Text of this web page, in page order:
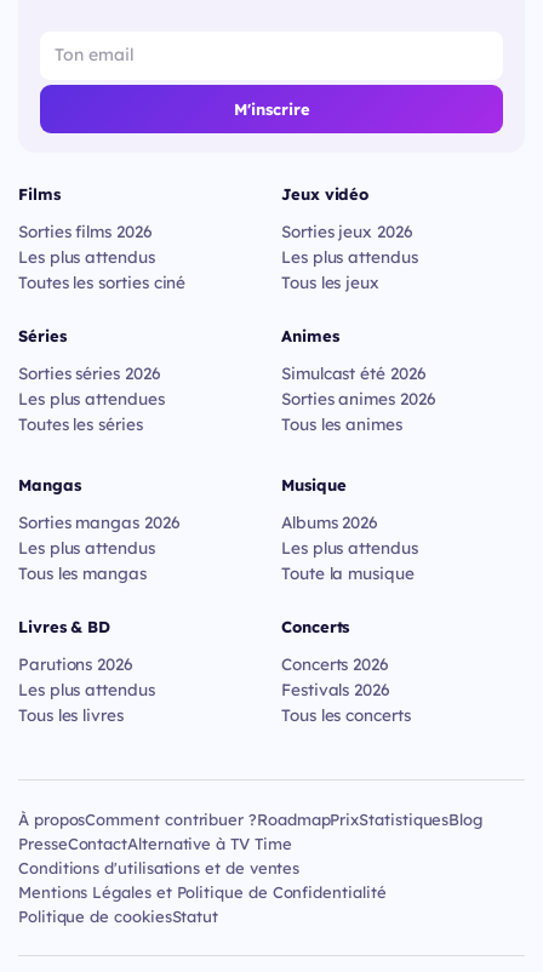
M'inscrire
Films
Sorties films 2026
Les plus attendus
Toutes les sorties ciné
Séries
Sorties séries 2026
Les plus attendues
Toutes les séries
Jeux vidéo
Sorties jeux 2026
Les plus attendus
Tous les jeux
Animes
Simulcast été 2026
Sorties animes 2026
Tous les animes
Mangas
Sorties mangas 2026
Les plus attendus
Tous les mangas
Livres & BD
Parutions 2026
Les plus attendus
Tous les livres
Musique
Albums 2026
Les plus attendus
Toute la musique
Concerts
Concerts 2026
Festivals 2026
Tous les concerts
À proposComment contribuer ?RoadmapPrixStatistiquesBlog
PresseContactAlternative à TV Time
Conditions d'utilisations et de ventes
Mentions Légales et Politique de Confidentialité
Politique de cookiesStatut